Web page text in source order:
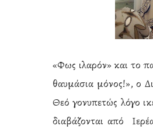
«Φως ιλαρόν» και το
θαυμάσια μόνος!», ο
Θεό γονυπετώς λόγο
διαβάζονται από